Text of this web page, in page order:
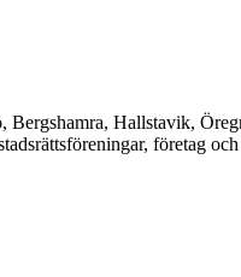
Hallstavik,
företag